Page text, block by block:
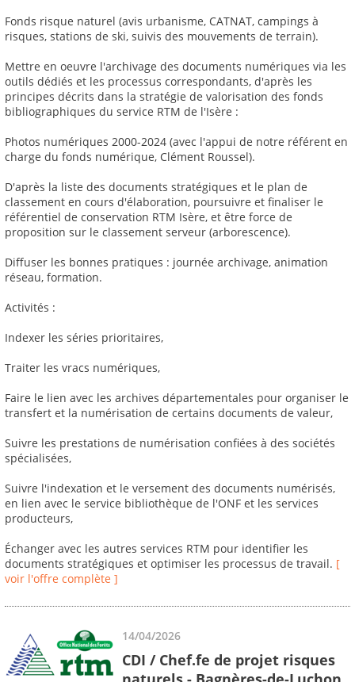
Fonds risque naturel (avis urbanisme, CATNAT, campings à
risques, stations de ski, suivis des mouvements de terrain).
Mettre en oeuvre l'archivage des documents numériques via les
outils dédiés et les processus correspondants, d'après les
principes décrits dans la stratégie de valorisation des fonds
bibliographiques du service RTM de l'Isère :
Photos numériques 2000-2024 (avec l'appui de notre référent en
charge du fonds numérique, Clément Roussel).
D'après la liste des documents stratégiques et le plan de
classement en cours d'élaboration, poursuivre et finaliser le
référentiel de conservation RTM Isère, et être force de
proposition sur le classement serveur (arborescence).
Diffuser les bonnes pratiques : journée archivage, animation
réseau, formation.
Activités :
Indexer les séries prioritaires,
Traiter les vracs numériques,
Faire le lien avec les archives départementales pour organiser le
transfert et la numérisation de certains documents de valeur,
Suivre les prestations de numérisation confiées à des sociétés
spécialisées,
Suivre l'indexation et le versement des documents numérisés,
en lien avec le service bibliothèque de l'ONF et les services
producteurs,
Échanger avec les autres services RTM pour identifier les
documents stratégiques et optimiser les processus de travail. [
voir l'offre complète ]
14/04/2026
CDI / Chef.fe de projet risques